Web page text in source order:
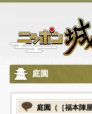
庭園
庭園（［福本陣